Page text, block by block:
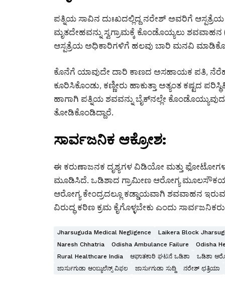
ಪತ್ನಿಯ ಸಾವಿನ ದುಃಖದಲ್ಲಿದ್ದ ನರೇಶ್ ಅವರಿಗೆ
ಮೃತದೇಹವನ್ನು ಸ್ವಗ್ರಾಮಕ್ಕೆ ಕೊಂಡೊಯ್ಯಲು
ಆಸ್ಪತ್ರೆಯ ಅಧಿಕಾರಿಗಳಿಗೆ ಹಲವು ಬಾರಿ ಮನವಿ
ಕೊನೆಗೆ ಯಾವುದೇ ದಾರಿ ಕಾಣದ ಅಸಹಾಯಕ ಪತಿ,
ಕೂರಿಸಿಕೊಂಡು, ಕಣ್ಣೀರು ಹಾಕುತ್ತಾ ಅತ್ಯಂತ ಕಷ್ಟದ
ಹಾಗಾಗಿ ಪತ್ನಿಯ ಶವವನ್ನು ಬೈಕ್‌ನಲ್ಲೇ
ತೋಡಿಕೊಂಡಿದ್ದಾರೆ.
ಸಾರ್ವಜನಿಕ ಆಕ್ರೋಶ:
ಈ ಕರುಣಾಜನಕ ದೃಶ್ಯಗಳ ವಿಡಿಯೋ ಮತ್ತು ಫೋಟೋಗಳು
ಮೂಡಿಸಿದೆ. ಒಡಿಶಾದ ಗ್ರಾಮೀಣ ಆರೋಗ್ಯ ಮೂಲಸೌಕರ್ಯದ
ಆರೋಗ್ಯ ಕೇಂದ್ರದಲ್ಲೂ ಕಡ್ಡಾಯವಾಗಿ ಶವವಾಹನ
ವಿರುದ್ಧ ಕಠಿಣ ಕ್ರಮ ಕೈಗೊಳ್ಳಬೇಕು ಎಂದು
Jharsuguda Medical Negligence Laikera Block
Naresh Chhatria
Odisha Ambulance Failure Odisha
Rural Healthcare India
ಆಘಾತಕಾರಿ ಘಟನೆ ಒಡಿಶಾ ಒಡಿಶಾ
ಜಾರ್ಸುಗುಡಾ ಆಂಬ್ಯುಲೆನ್ಸ್ ವಿಫಲ
ಜಾರ್ಸುಗುಡಾ ಸುದ್ದಿ ನರೇಶ್ ಛತ್ರಿಯಾ